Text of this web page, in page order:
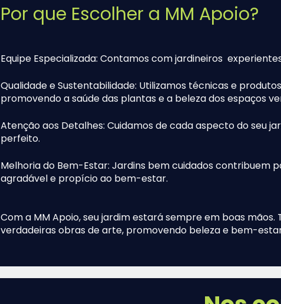
Por que Escolher a MM Apoio?
Equipe Especializada: Contamos com jardineiros
Qualidade e Sustentabilidade: Utilizamos técnicas e
promovendo a saúde das plantas e a beleza dos espaços
Atenção aos Detalhes: Cuidamos de cada aspecto do seu
perfeito.
Melhoria do Bem-Estar: Jardins bem cuidados contribuem
agradável e propício ao bem-estar.
Com a MM Apoio, seu jardim estará sempre em boas
verdadeiras obras de arte, promovendo beleza e bem-